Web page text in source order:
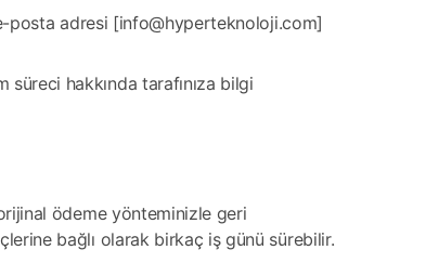
posta adresi [info@hyperteknoloji.com]
hakkında tarafınıza bilgi
ödeme yönteminizle geri
bağlı olarak birkaç iş günü sürebilir.